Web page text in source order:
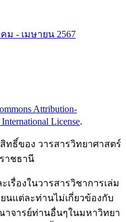
ม - เมษายน 2567
Attribution-
License.
ธิ์ของ วารสารวิทยาศาสตร์
าชธานี
รื่องในวารสารวิชาการเล่ม
นแต่ละท่านไม่เกี่ยวข้องกับ
จารย์ท่านอื่นๆในมหาวิทยา